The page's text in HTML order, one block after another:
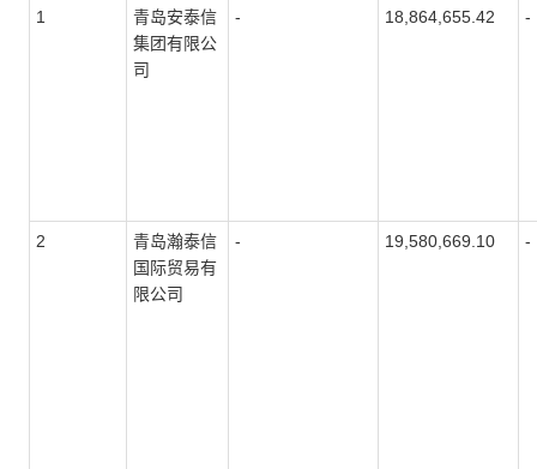
1
青岛安泰信
集团有限公
司
- 18,864,655.42 -
2
青岛瀚泰信
国际贸易有
限公司
- 19,580,669.10 -